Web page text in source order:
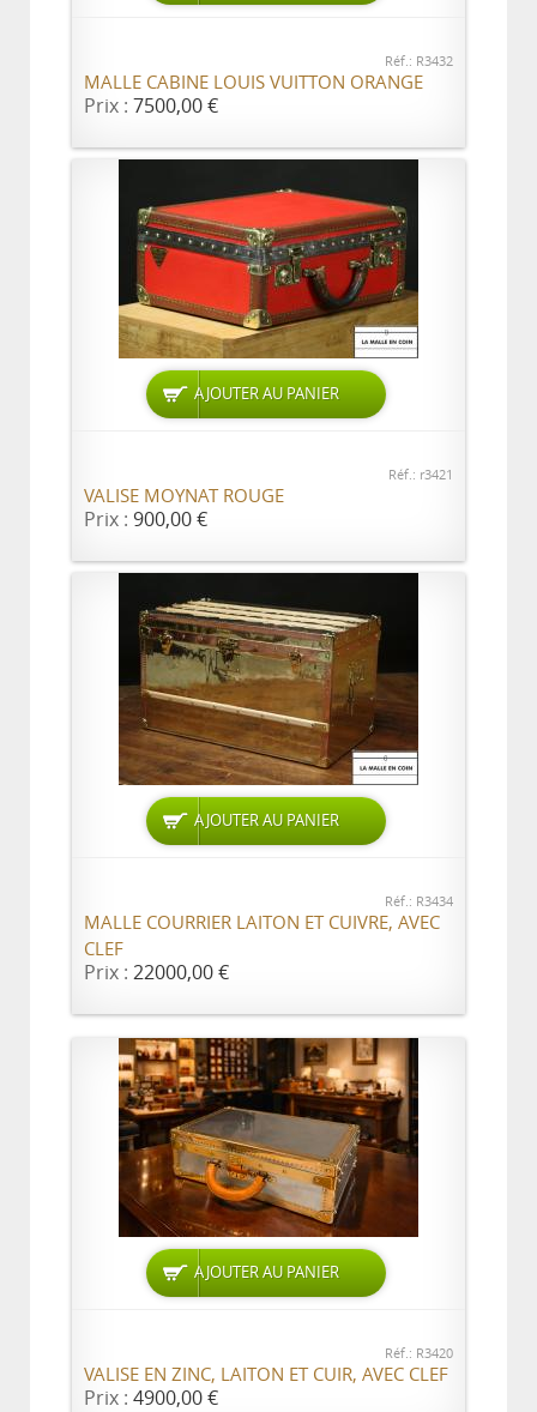
Réf.: R3432
MALLE CABINE LOUIS VUITTON ORANGE
Prix : 7500,00 €
AJOUTER AU PANIER
Réf.: r3421
VALISE MOYNAT ROUGE
Prix : 900,00 €
AJOUTER AU PANIER
Réf.: R3434
MALLE COURRIER LAITON ET CUIVRE, AVEC
CLEF
Prix : 22000,00 €
AJOUTER AU PANIER
Réf.: R3420
VALISE EN ZINC, LAITON ET CUIR, AVEC CLEF
Prix : 4900,00 €